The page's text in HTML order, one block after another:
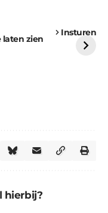
Insturen
laten zien
hierbij?